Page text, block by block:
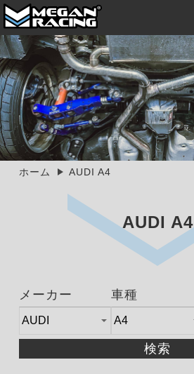
ホーム AUDI A4
AUDI A4
メーカー 車種
検索